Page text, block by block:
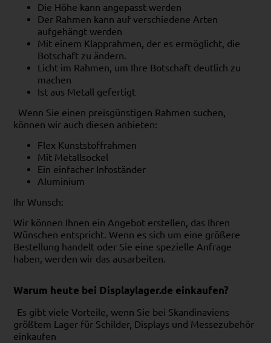
Die Höhe kann angepasst werden
Der Rahmen kann auf verschiedene Arten
aufgehängt werden
Mit einem Klapprahmen, der es ermöglicht, die
Botschaft zu ändern.
Licht im Rahmen, um Ihre Botschaft deutlich zu
machen
Ist aus Metall gefertigt
Wenn Sie einen preisgünstigen Rahmen suchen,
können wir auch diesen anbieten:
Flex Kunststoffrahmen
Mit Metallsockel
Ein einfacher Infoständer
Aluminium
Ihr Wunsch:
Wir können Ihnen ein Angebot erstellen, das Ihren
Wünschen entspricht. Wenn es sich um eine größere
Bestellung handelt oder Sie eine spezielle Anfrage
haben, werden wir das ausarbeiten.
Warum heute bei Displaylager.de einkaufen?
Es gibt viele Vorteile, wenn Sie bei Skandinaviens
größtem Lager für Schilder, Displays und Messezubehör
einkaufen